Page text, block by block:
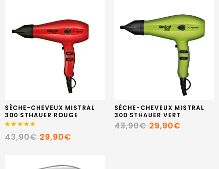
SÈCHE-CHEVEUX MISTRAL
300 STHAUER ROUGE
43,90€ 29,90€
SÈCHE-CHEVEUX MISTRAL
300 STHAUER VERT
43,90€ 29,90€